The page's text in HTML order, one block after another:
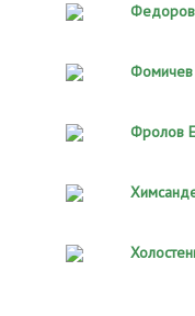
Фомичев
Фролов